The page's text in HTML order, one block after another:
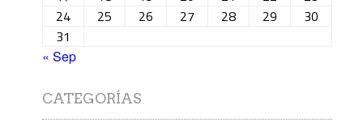
24
25 26 27 28 29
30
31
« Sep
CATEGORÍAS